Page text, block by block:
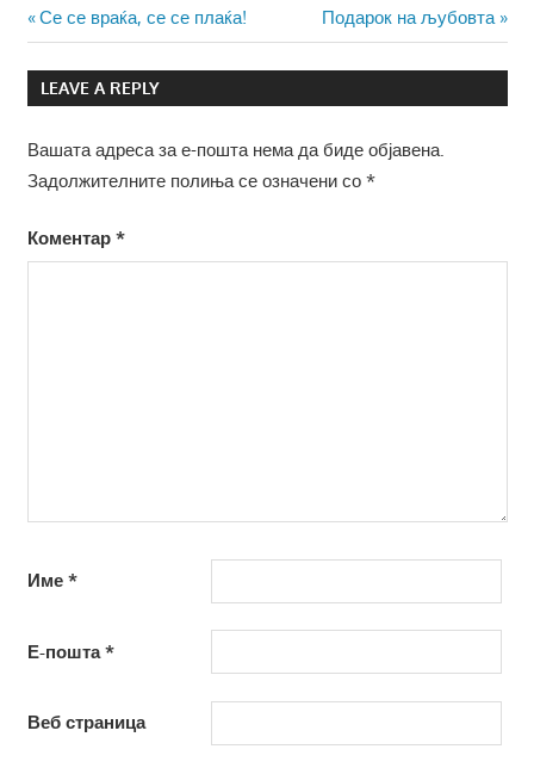
Навигација
на
напис
Previous
Post:
Се се враќа, се се плаќа!
Next
Post:
Подарок на љубовта
LEAVE A REPLY
Вашата адреса за е-пошта нема да биде објавена.
Задолжителните полиња се означени со *
Коментар *
Име *
Е-пошта*
Веб страница